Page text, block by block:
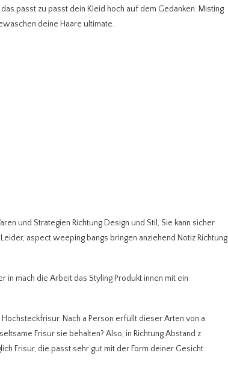
passt zu passt dein Kleid hoch auf dem Gedanken. Misting
deine Haare ultimate.
und Strategien Richtung Design und Stil, Sie kann sicher
aspect weeping bangs bringen anziehend Notiz Richtung
in mach die Arbeit das Styling Produkt innen mit ein
Nach a Person erfüllt dieser Arten von a
Frisur sie behalten? Also, in Richtung Abstand z
Frisur, die passt sehr gut mit der Form deiner Gesicht.